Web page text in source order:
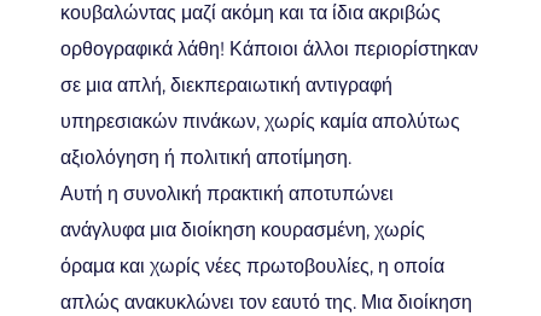
κουβαλώντας μαζί ακόμη και τα ίδια ακριβώς
ορθογραφικά λάθη! Κάποιοι άλλοι περιορίστηκαν
σε μια απλή, διεκπεραιωτική αντιγραφή
υπηρεσιακών πινάκων, χωρίς καμία απολύτως
αξιολόγηση ή πολιτική αποτίμηση.
Αυτή η συνολική πρακτική αποτυπώνει
ανάγλυφα μια διοίκηση κουρασμένη, χωρίς
όραμα και χωρίς νέες πρωτοβουλίες, η οποία
απλώς ανακυκλώνει τον εαυτό της. Μια διοίκηση